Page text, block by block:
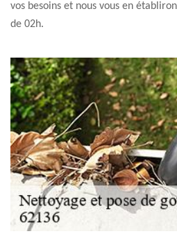
vos besoins et nous vous en
de 02h.